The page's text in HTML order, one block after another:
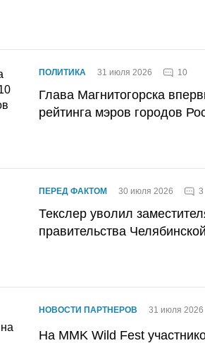
ПОЛИТИКА 31 июля 2026 10
Глава Магнитогорска
рейтинга мэров городов
ПЕРЕД ФАКТОМ 30 июля 2026 3
Текслер уволил
правительства
НОВОСТИ ПАРТНЕРОВ 31 июля 2026
На MMK Wild Fest